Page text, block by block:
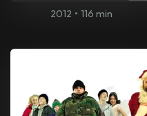
2012 • 116 min